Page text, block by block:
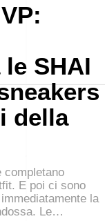
SHAI
della
completano
E poi ci sono
la
Le…